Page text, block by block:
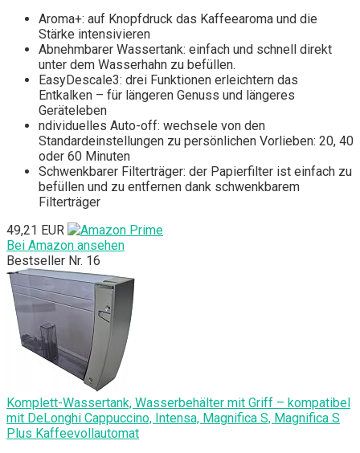
Aroma+: auf Knopfdruck das Kaffeearoma und die
Stärke intensivieren
Abnehmbarer Wassertank: einfach und schnell direkt
unter dem Wasserhahn zu befüllen.
EasyDescale3: drei Funktionen erleichtern das
Entkalken – für längeren Genuss und längeres
Geräteleben
ndividuelles Auto-off: wechsele von den
Standardeinstellungen zu persönlichen Vorlieben: 20, 40
oder 60 Minuten
Schwenkbarer Filterträger: der Papierfilter ist einfach zu
befüllen und zu entfernen dank schwenkbarem
Filterträger
49,21 EUR
Bei Amazon ansehen
Bestseller Nr. 16
Komplett-Wassertank, Wasserbehälter mit Griff – kompatibel
mit DeLonghi Cappuccino, Intensa, Magnifica S, Magnifica S
Plus Kaffeevollautomat